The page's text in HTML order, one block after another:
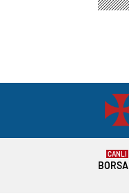
BORSA
CANLI